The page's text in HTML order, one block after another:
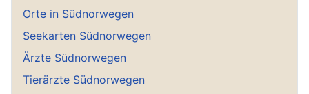
Orte in Südnorwegen
Seekarten Südnorwegen
Ärzte Südnorwegen
Tierärzte Südnorwegen